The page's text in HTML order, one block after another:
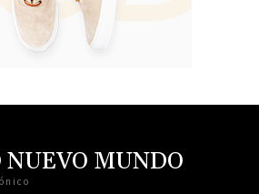
NUEVO MUNDO